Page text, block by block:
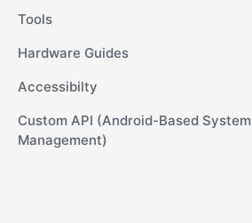
Tools
Hardware Guides
Accessibilty
Custom API (Android-Based System
Management)